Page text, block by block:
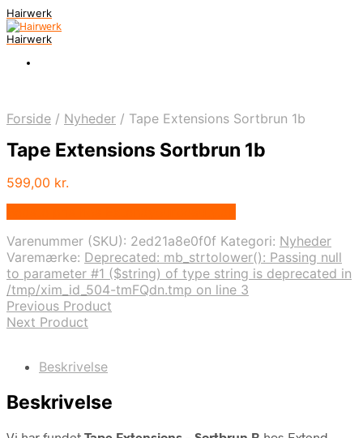
Hairwerk
Hairwerk
Forside / Nyheder / Tape Extensions Sortbrun 1b
Tape Extensions Sortbrun 1b
599,00 kr.
Varenummer (SKU): 2ed21a8e0f0f Kategori: Nyheder
Varemærke: Deprecated: mb_strtolower(): Passing null
to parameter #1 ($string) of type string is deprecated in
/tmp/xim_id_504-tmFQdn.tmp on line 3
Previous Product
Next Product
Beskrivelse
Beskrivelse